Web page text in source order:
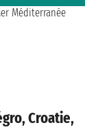
Croatie,